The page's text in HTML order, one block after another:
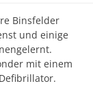
Binsfelder
und einige
mit einem